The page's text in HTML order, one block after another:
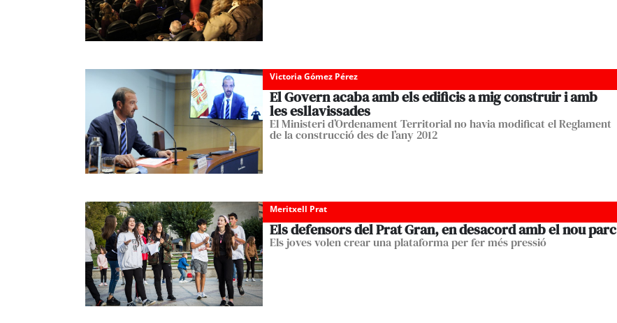
Victoria Gómez Pérez
El Govern acaba amb els edificis a mig construir i amb
les esllavissades
El Ministeri d’Ordenament Territorial no havia modificat el Reglament
de la construcció des de l’any 2012
Meritxell Prat
Els defensors del Prat Gran, en desacord amb el nou parc
Els joves volen crear una plataforma per fer més pressió